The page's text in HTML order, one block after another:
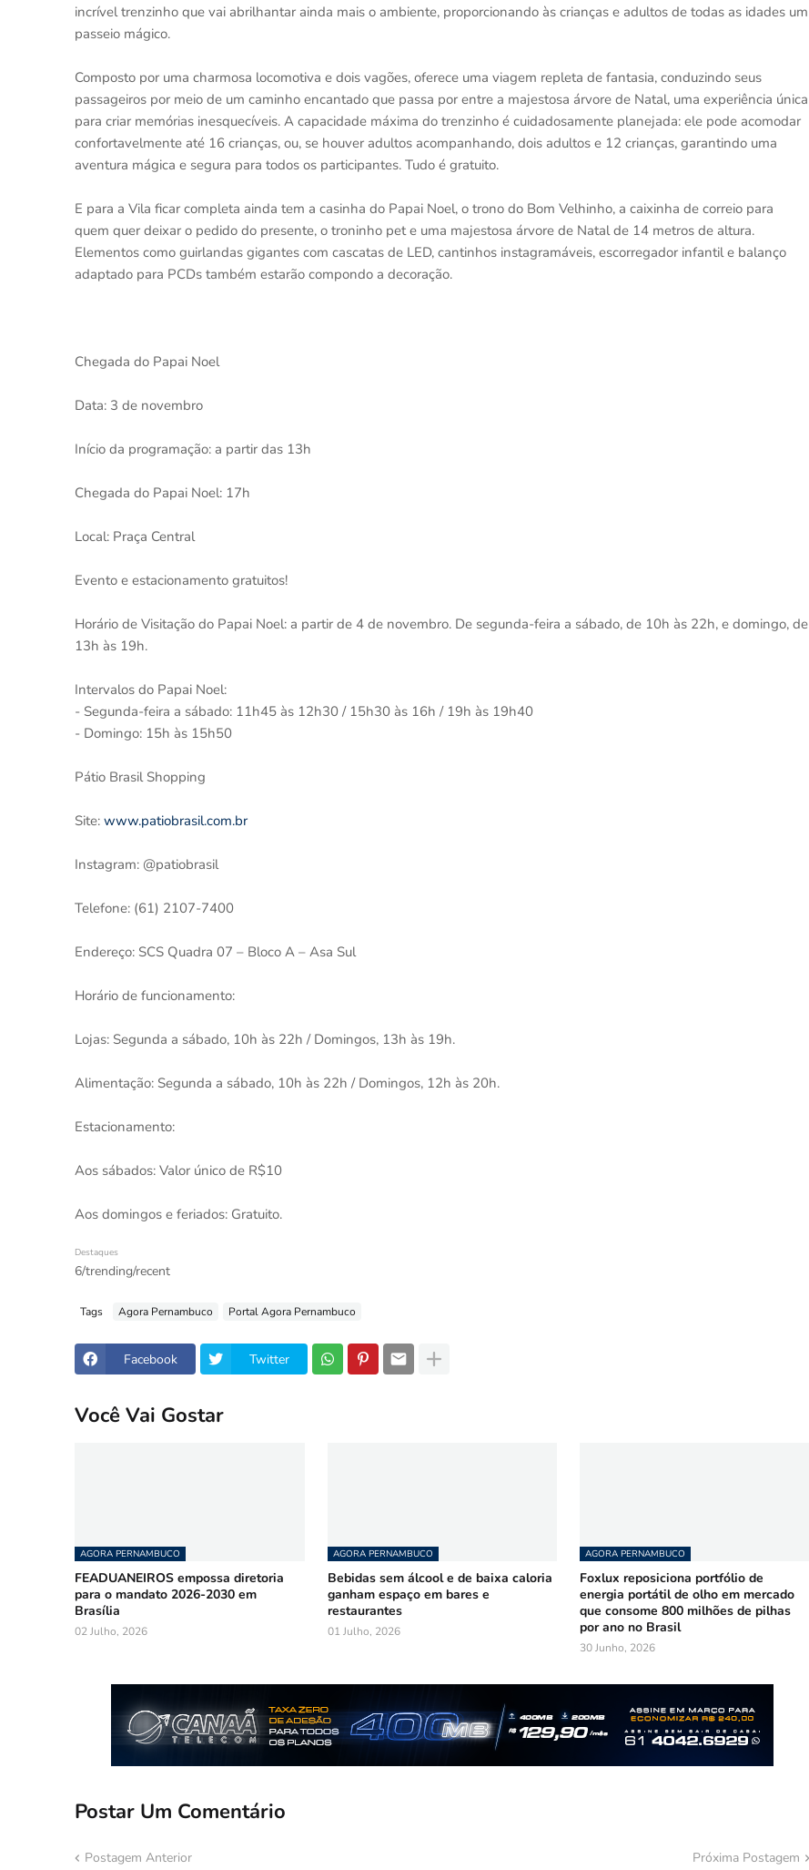
incrível trenzinho que vai abrilhantar ainda mais o ambiente, proporcionando às crianças e adultos de todas as idades um
passeio mágico.
Composto por uma charmosa locomotiva e dois vagões, oferece uma viagem repleta de fantasia, conduzindo seus
passageiros por meio de um caminho encantado que passa por entre a majestosa árvore de Natal, uma experiência única
para criar memórias inesquecíveis. A capacidade máxima do trenzinho é cuidadosamente planejada: ele pode acomodar
confortavelmente até 16 crianças, ou, se houver adultos acompanhando, dois adultos e 12 crianças, garantindo uma
aventura mágica e segura para todos os participantes. Tudo é gratuito.
E para a Vila ficar completa ainda tem a casinha do Papai Noel, o trono do Bom Velhinho, a caixinha de correio para
quem quer deixar o pedido do presente, o troninho pet e uma majestosa árvore de Natal de 14 metros de altura.
Elementos como guirlandas gigantes com cascatas de LED, cantinhos instagramáveis, escorregador infantil e balanço
adaptado para PCDs também estarão compondo a decoração.
Chegada do Papai Noel
Data: 3 de novembro
Início da programação: a partir das 13h
Chegada do Papai Noel: 17h
Local: Praça Central
Evento e estacionamento gratuitos!
Horário de Visitação do Papai Noel: a partir de 4 de novembro. De segunda-feira a sábado, de 10h às 22h, e domingo, de
13h às 19h.
Intervalos do Papai Noel:
- Segunda-feira a sábado: 11h45 às 12h30 / ⁠15h30 às 16h / ⁠19h às 19h40
- Domingo: 15h às 15h50
Pátio Brasil Shopping
Site: www.patiobrasil.com.br
Instagram: @patiobrasil
Telefone: (61) 2107-7400
Endereço: SCS Quadra 07 – Bloco A – Asa Sul
Horário de funcionamento:
Lojas: Segunda a sábado, 10h às 22h / Domingos, 13h às 19h.
Alimentação: Segunda a sábado, 10h às 22h / Domingos, 12h às 20h.
Estacionamento:
Aos sábados: Valor único de R$10
Aos domingos e feriados: Gratuito.
Destaques
6/trending/recent
Tags Agora Pernambuco Portal Agora Pernambuco
Facebook Twitter
Você Vai Gostar
AGORA PERNAMBUCO
FEADUANEIROS empossa diretoria
para o mandato 2026-2030 em
Brasília
02 Julho, 2026
AGORA PERNAMBUCO
Bebidas sem álcool e de baixa caloria
ganham espaço em bares e
restaurantes
01 Julho, 2026
AGORA PERNAMBUCO
Foxlux reposiciona portfólio de
energia portátil de olho em mercado
que consome 800 milhões de pilhas
por ano no Brasil
30 Junho, 2026
Postar Um Comentário
Postagem Anterior Próxima Postagem